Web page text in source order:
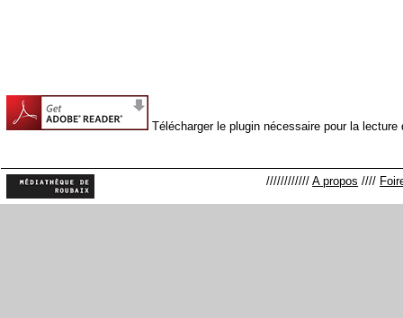
Télécharger le plugin nécessaire pour la lecture
//////////// A propos ////